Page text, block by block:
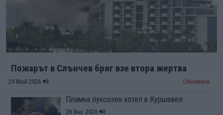
Пожарът в Слънчев бряг взе втора жертва
29 Май 2026 Обновена
Пламна луксозен хотел в Куршевел
28 Яну. 2026